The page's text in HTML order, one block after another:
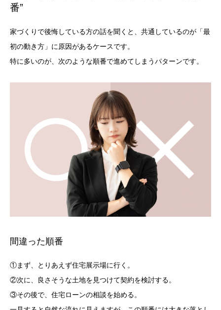
番”
家づくりで後悔している方の話を聞くと、共通しているのが「最
初の動き方」に原因があるケースです。
特に多いのが、次のような順番で進めてしまうパターンです。
間違った順番
①まず、とりあえず住宅展示場に行く。
②次に、良さそうな土地を見つけて契約を検討する。
③その後で、住宅ローンの相談を始める。